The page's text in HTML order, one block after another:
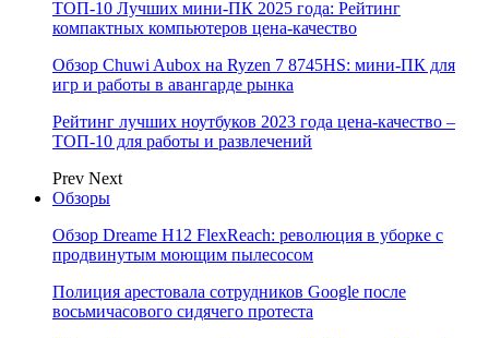
ТОП-10 Лучших мини-ПК 2025 года: Рейтинг
компактных компьютеров цена-качество
Обзор Chuwi Aubox на Ryzen 7 8745HS: мини-ПК для
игр и работы в авангарде рынка
Рейтинг лучших ноутбуков 2023 года цена-качество –
ТОП-10 для работы и развлечений
Prev Next
Обзоры
Обзор Dreame H12 FlexReach: революция в уборке с
продвинутым моющим пылесосом
Полиция арестовала сотрудников Google после
восьмичасового сидячего протеста